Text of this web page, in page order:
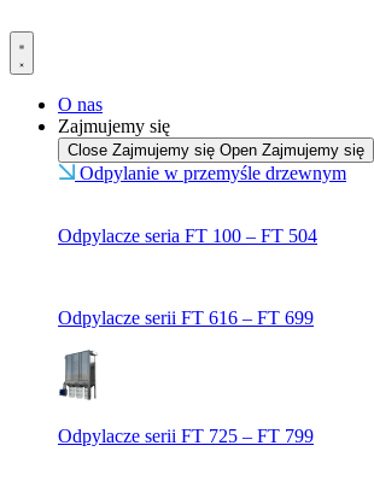
do
treści
O nas
Zajmujemy się
Close Zajmujemy się Open Zajmujemy się
Odpylanie w przemyśle drzewnym
Odpylacze seria FT 100 – FT 504
Odpylacze serii FT 616 – FT 699
Odpylacze serii FT 725 – FT 799